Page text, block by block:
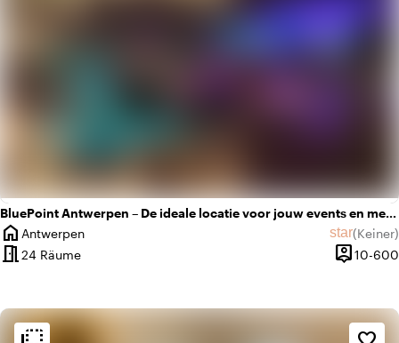
BluePoint Antwerpen – De ideale locatie voor jouw events en meetings
home
Ort
Antwerpen star(Keiner)
Keine
meeting_room24 Räume person_pin
Kapazität
10-600
Ambiente und Ästhetik